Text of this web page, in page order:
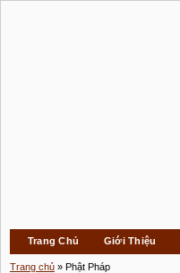
Trang Chủ Giới Thiệu
Trang chủ » Phật Pháp